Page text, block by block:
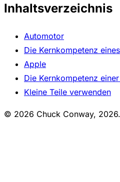
Inhaltsverzeichnis
Automotor
Die Kernkompetenz
Apple
Die Kernkompetenz
Kleine Teile verwenden
© 2026 Chuck Conway,